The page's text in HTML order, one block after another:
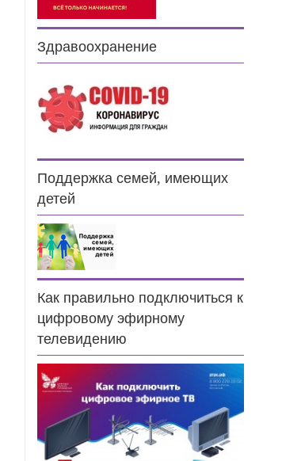
Здравоохранение
Поддержка семей, имеющих
детей
Как правильно подключиться к
цифровому эфирному
телевидению